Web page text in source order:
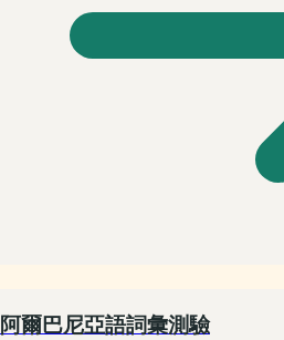
阿爾巴尼亞語詞彙測驗